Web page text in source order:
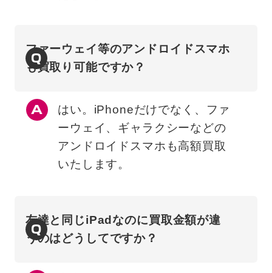
Q
ファーウェイ等のアンドロイドスマホ
も買取り可能ですか？
はい。iPhoneだけでなく、ファ
ーウェイ、ギャラクシーなどの
アンドロイドスマホも高額買取
いたします。
Q
友達と同じiPadなのに買取金額が違
うのはどうしてですか？